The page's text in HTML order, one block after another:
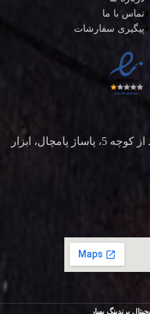
تماس با ما
پیگیری سفارشات
اصفهان، نواب صفوی (صمدیه)، بعد از کوچه 5، پاساژ پامچال، ابزار
برندینگ بهیار